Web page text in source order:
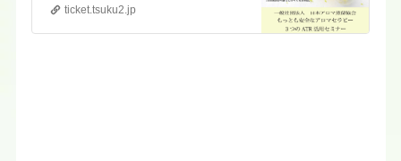
ticket.tsuku2.jp